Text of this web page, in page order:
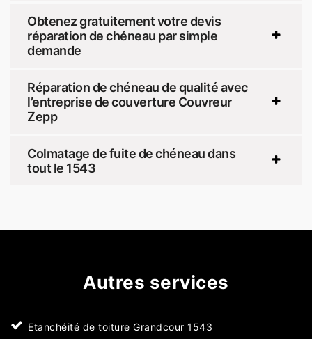
Obtenez gratuitement votre devis
réparation de chéneau par simple
demande
Réparation de chéneau de qualité avec
l’entreprise de couverture Couvreur
Zepp
Colmatage de fuite de chéneau dans
tout le 1543
Autres services
Etanchéité de toiture Grandcour 1543